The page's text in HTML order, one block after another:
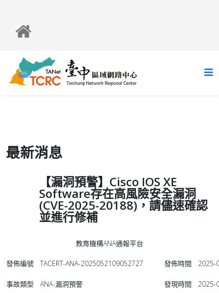
最新消息
【漏洞預警】Cisco IOS XE
Software存在高風險安全漏洞
(CVE-2025-20188)，請儘速確認
並進行修補
教育機構ANA通報平台
發佈編號 TACERT-ANA-2025052109052727 發佈時間 2025-
事故類型 ANA-漏洞預警 發現時間 2025-